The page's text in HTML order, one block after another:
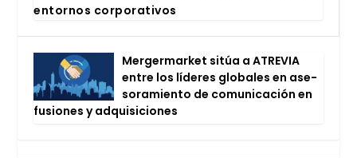
entor­nos cor­po­ra­ti­vos
Mer­ger­mar­ket sitúa a ATRE­VIA
entre los líde­res glo­ba­les en ase­
so­ra­mien­to de comu­ni­ca­ción en
fusio­nes y adqui­si­cio­nes